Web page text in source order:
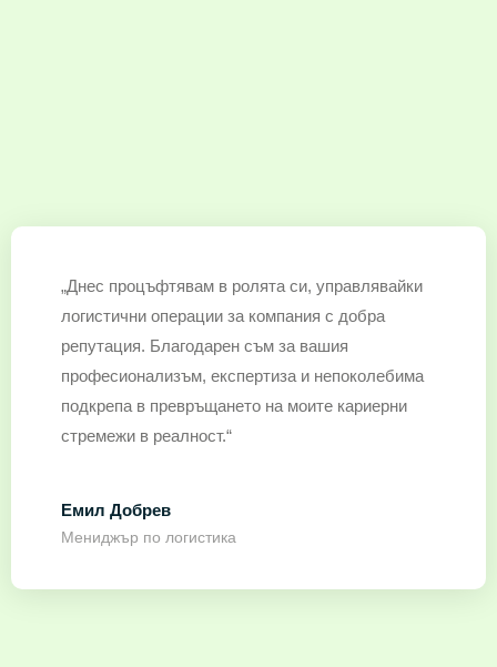
„Днес процъфтявам в ролята си, управлявайки
логистични операции за компания с добра
репутация. Благодарен съм за вашия
професионализъм, експертиза и непоколебима
подкрепа в превръщането на моите кариерни
стремежи в реалност.“
Емил Добрев
Мениджър по логистика